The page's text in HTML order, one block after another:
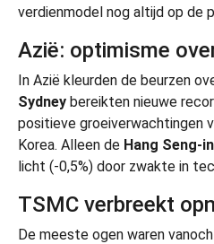
verdienmodel nog altijd op de
Azië: optimisme
In Azië kleurden de beurzen
Sydney bereikten nieuwe
positieve groeiverwachtingen
Korea. Alleen de Hang Seng-
licht (-0,5%) door zwakte in
TSMC verbreekt
De meeste ogen waren